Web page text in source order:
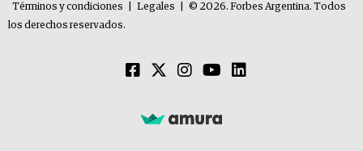
Términos y condiciones
Legales
© 2026. Forbes Argentina. Todos
los derechos reservados.